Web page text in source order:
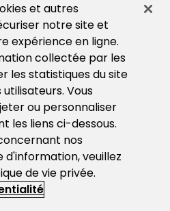
et autres
notre site et
expérience en ligne.
collectée par les
les statistiques du site
Vous
ou personnaliser
les liens ci-dessous.
nos
veuillez
de vie privée.